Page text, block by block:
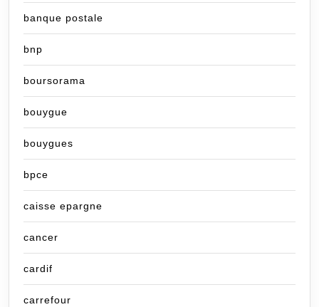
banque postale
bnp
boursorama
bouygue
bouygues
bpce
caisse epargne
cancer
cardif
carrefour